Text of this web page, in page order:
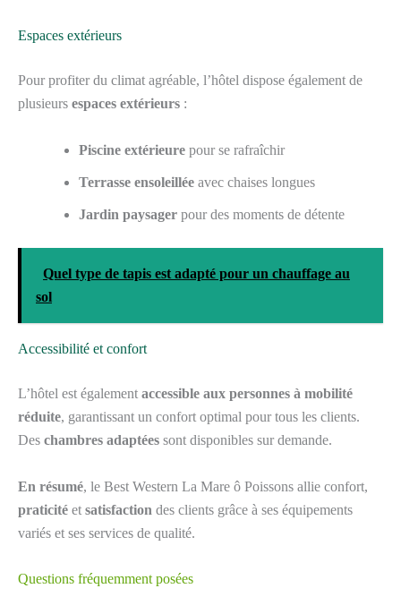
Espaces extérieurs
Pour profiter du climat agréable, l’hôtel dispose également de
plusieurs espaces extérieurs :
Piscine extérieure pour se rafraîchir
Terrasse ensoleillée avec chaises longues
Jardin paysager pour des moments de détente
Quel type de tapis est adapté pour un chauffage au
sol
Accessibilité et confort
L’hôtel est également accessible aux personnes à mobilité
réduite, garantissant un confort optimal pour tous les clients.
Des chambres adaptées sont disponibles sur demande.
En résumé, le Best Western La Mare ô Poissons allie confort,
praticité et satisfaction des clients grâce à ses équipements
variés et ses services de qualité.
Questions fréquemment posées